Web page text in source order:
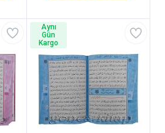
Aynı
Gün
Kargo